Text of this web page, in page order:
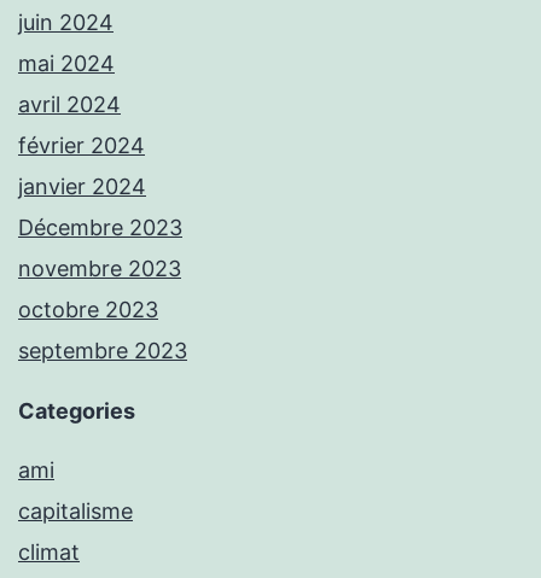
juin 2024
mai 2024
avril 2024
février 2024
janvier 2024
Décembre 2023
novembre 2023
octobre 2023
septembre 2023
Categories
ami
capitalisme
climat